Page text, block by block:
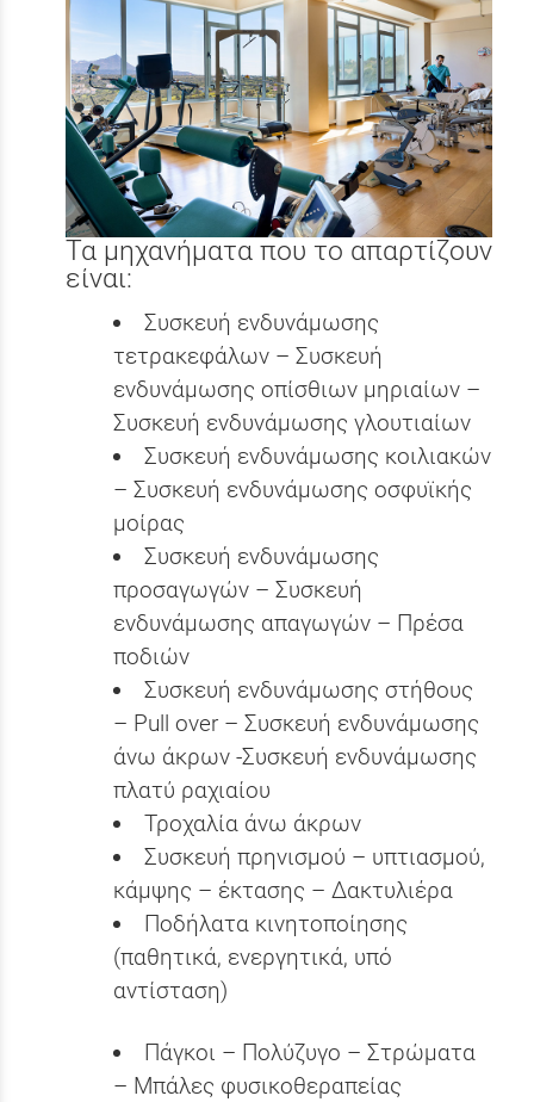
Τα μηχανήματα που το απαρτίζουν
είναι:
Συσκευή ενδυνάμωσης
τετρακεφάλων – Συσκευή
ενδυνάμωσης οπίσθιων μηριαίων –
Συσκευή ενδυνάμωσης γλουτιαίων
Συσκευή ενδυνάμωσης κοιλιακών
– Συσκευή ενδυνάμωσης οσφυϊκής
μοίρας
Συσκευή ενδυνάμωσης
προσαγωγών – Συσκευή
ενδυνάμωσης απαγωγών – Πρέσα
ποδιών
Συσκευή ενδυνάμωσης στήθους
– Pull over – Συσκευή ενδυνάμωσης
άνω άκρων -Συσκευή ενδυνάμωσης
πλατύ ραχιαίου
Τροχαλία άνω άκρων
Συσκευή πρηνισμού – υπτιασμού,
κάμψης – έκτασης – Δακτυλιέρα
Ποδήλατα κινητοποίησης
(παθητικά, ενεργητικά, υπό
αντίσταση)
Πάγκοι – Πολύζυγο – Στρώματα
– Μπάλες φυσικοθεραπείας